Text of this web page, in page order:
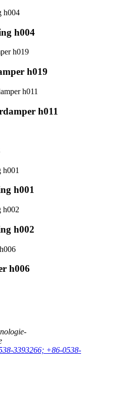
h004
h019
h011
h001
h002
h006
3393266; +86-0538-